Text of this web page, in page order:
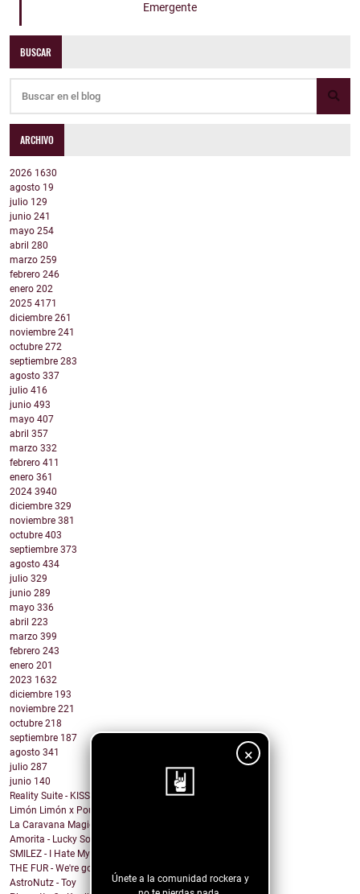
×
Únete a la comunidad rockera y
Emergente
BUSCAR
ARCHIVO
2026 1630
agosto 19
julio 129
junio 241
mayo 254
abril 280
marzo 259
febrero 246
enero 202
2025 4171
diciembre 261
noviembre 241
octubre 272
septiembre 283
agosto 337
julio 416
junio 493
mayo 407
abril 357
marzo 332
febrero 411
enero 361
2024 3940
diciembre 329
noviembre 381
octubre 403
septiembre 373
agosto 434
julio 329
junio 289
mayo 336
abril 223
marzo 399
febrero 243
enero 201
2023 1632
diciembre 193
noviembre 221
octubre 218
septiembre 187
agosto 341
julio 287
junio 140
Reality Suite - KISS THE RING
Limón Limón x Poulish Kid - CALL NOW BUY NOW
La Caravana Magica - Todo Se Paga en Esta Vida (fe...
Amorita - Lucky Solita
SMILEZ - I Hate My Ex
THE FUR - We're going under
AstroNutz - Toy